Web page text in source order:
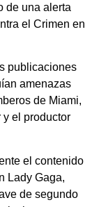
de una alerta
el Crimen en
publicaciones
amenazas
de Miami,
el productor
el contenido
Lady Gaga,
de segundo